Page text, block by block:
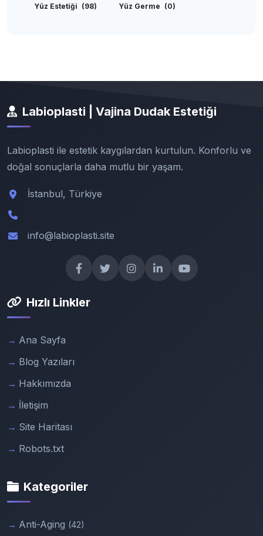
Yüz Estetiği (98) Yüz Germe (0)
Labioplasti | Vajina Dudak Estetiği
Labioplasti ile estetik kaygılardan kurtulun. Konforlu ve
doğal sonuçlarla daha mutlu bir yaşam.
İstanbul, Türkiye
info@labioplasti.site
Hızlı Linkler
Ana Sayfa
Blog Yazıları
Hakkımızda
İletişim
Site Haritası
Robots.txt
Kategoriler
Anti-Aging (42)